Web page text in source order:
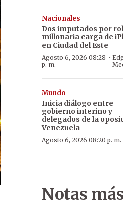
Nacionales
Dos imputados por
millonaria carga de
en Ciudad del Este
Agosto 6, 2026 08:28
p. m.
·
Mundo
Inicia diálogo entre
gobierno interino y
delegados de la
Venezuela
Agosto 6, 2026 08:20 p. m.
Notas